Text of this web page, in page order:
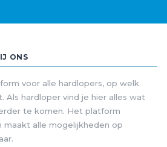
ONS
voor alle hardlopers, op welk
Als hardloper vind je hier alles wat
te komen. Het platform
maakt alle mogelijkheden op